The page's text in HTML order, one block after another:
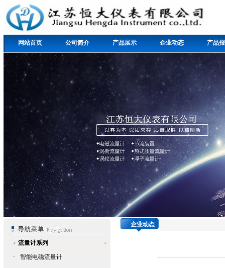
网站首页 公司简介 产品展示 企业动态 产品
流量计系列
·
智能电磁流量计
企业动态